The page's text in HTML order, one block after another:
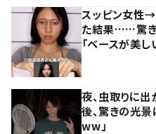
スッピン女性
た結果……驚き
「ベースが美しい
夜、虫取りに
後、驚きの光景
ww」